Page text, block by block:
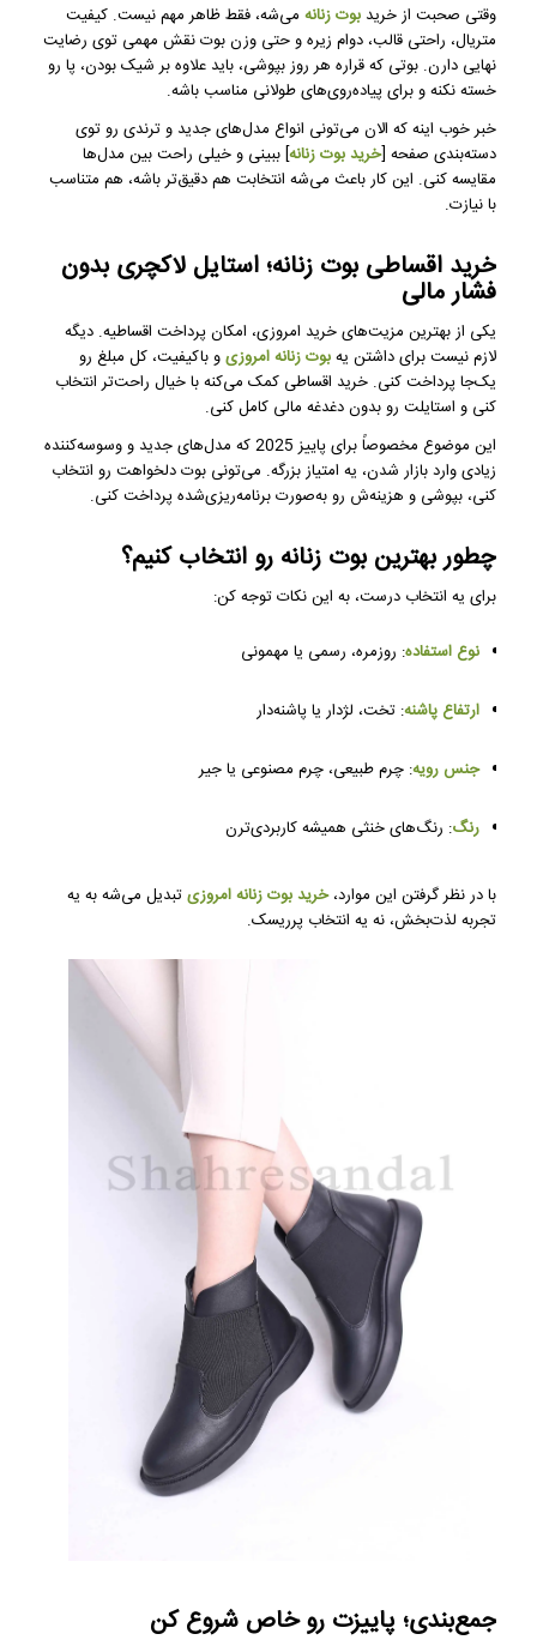
وقتی صحبت از خرید بوت زنانهمی‌شه، فقط ظاهر مهم نیست. کیفیت
متریال، راحتی قالب، دوام زیره و حتی وزن بوت نقش مهمی توی رضایت
نهایی دارن. بوتی که قراره هر روز بپوشی، باید علاوه بر شیک بودن، پا رو
خسته نکنه و برای پیاده‌روی‌های طولانی مناسب باشه.
خبر خوب اینه که الان می‌تونی انواع مدل‌های جدید و ترندی رو توی
دسته‌بندی صفحه [خرید بوت زنانه] ببینی و خیلی راحت بین مدل‌ها
مقایسه کنی. این کار باعث می‌شه انتخابت هم دقیق‌تر باشه، هم متناسب
با نیازت.
خرید اقساطی بوت زنانه؛ استایل لاکچری بدون
فشار مالی
یکی از بهترین مزیت‌های خرید امروزی، امکان پرداخت اقساطیه. دیگه
لازم نیست برای داشتن یهبوت زنانه امروزیو باکیفیت، کل مبلغ رو
یک‌جا پرداخت کنی. خرید اقساطی کمک می‌کنه با خیال راحت‌تر انتخاب
کنی و استایلت رو بدون دغدغه مالی کامل کنی.
این موضوع مخصوصاً برای پاییز 2025 که مدل‌های جدید و وسوسه‌کننده
زیادی وارد بازار شدن، یه امتیاز بزرگه. می‌تونی بوت دلخواهت رو انتخاب
کنی، بپوشی و هزینه‌ش رو به‌صورت برنامه‌ریزی‌شده پرداخت کنی.
چطور بهترین بوت زنانه رو انتخاب کنیم؟
برای یه انتخاب درست، به این نکات توجه کن:
نوع استفاده: روزمره، رسمی یا مهمونی
ارتفاع پاشنه: تخت، لژدار یا پاشنه‌دار
جنس رویه: چرم طبیعی، چرم مصنوعی یا جیر
رنگ: رنگ‌های خنثی همیشه کاربردی‌ترن
با در نظر گرفتن این موارد،خرید بوت زنانه امروزیتبدیل می‌شه به یه
تجربه لذت‌بخش، نه یه انتخاب پرریسک.
جمع‌بندی؛ پاییزت رو خاص شروع کن